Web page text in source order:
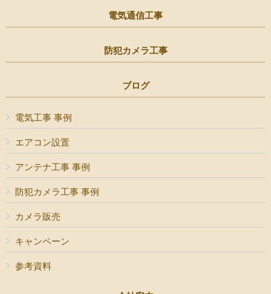
電気通信工事
防犯カメラ工事
ブログ
電気工事 事例
エアコン設置
アンテナ工事 事例
防犯カメラ工事 事例
カメラ販売
キャンペーン
参考資料